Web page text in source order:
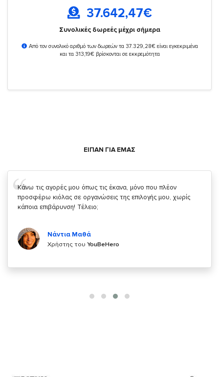
37.642,47€
Συνολικές δωρεές μέχρι σήμερα
Από τον συνολικό αριθμό των δωρεών τα 37.329,28€ είναι εγκεκριμένα
και τα 313,19€ βρίσκονται σε εκκρεμότητα
ΕΙΠΑΝ ΓΙΑ ΕΜΑΣ
Σας ευχαριστώ που μας δίνετε την δυνατότητα να κάνουμε
κάτι!
Χρήστης τουYouBeHero